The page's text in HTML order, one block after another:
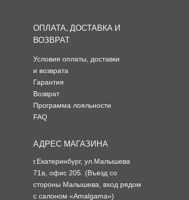
Условия оплаты, доставки
и возврата
Гарантия
Возврат
Программа лояльности
FAQ
ОПЛАТА, ДОСТАВКА И
ВОЗВРАТ
АДРЕС МАГАЗИНА
г.Екатеринбург, ул.Малышева
71а, офис 205. (Въезд со
стороны Малышева, вход рядом
с салоном «Amalgama»)